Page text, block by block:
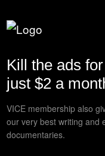
det. Da jeg
med en pige,
forhold.
ved, stadig
Kill the ads for
just $2 a
VICE membership also
our very best writing and
documentaries.